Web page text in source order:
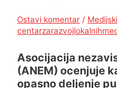
Ostavi komentar /
Asocijacija
(ANEM) ocenjuje
opasno deljenje